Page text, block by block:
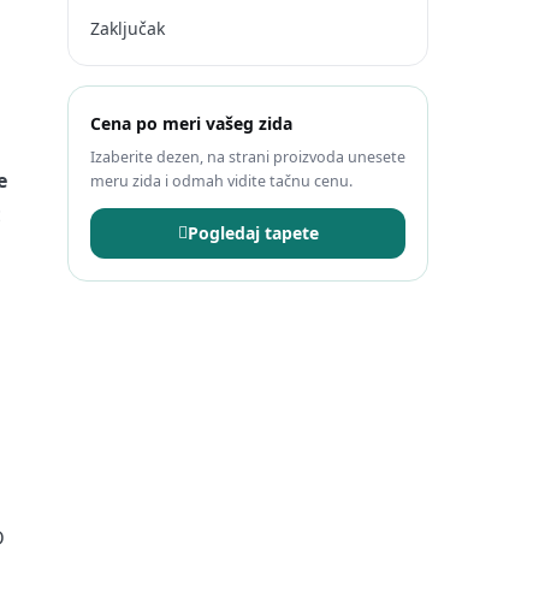
Zaključak
Cena po meri vašeg zida
Izaberite dezen, na strani proizvoda unesete
meru zida i odmah vidite tačnu cenu.
Pogledaj tapete